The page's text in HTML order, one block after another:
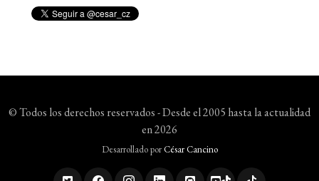
© Todos los derechos reservados - Desde el 2005 hasta la actualidad
en 2026
Desarrollado porCésar Cancino